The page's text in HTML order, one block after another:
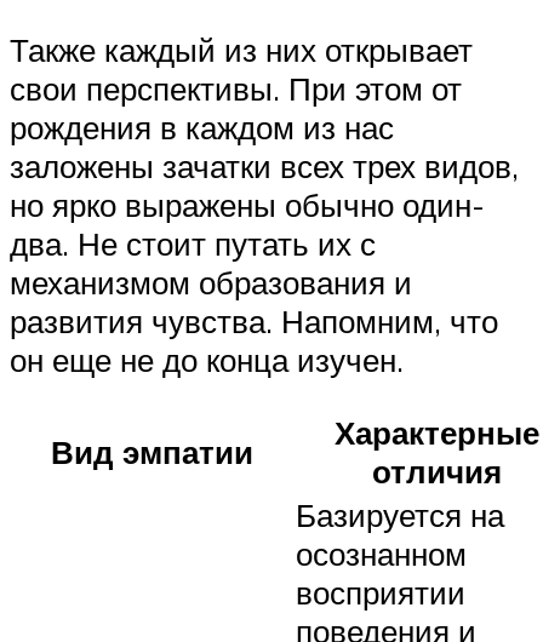
Также каждый из них открывает
свои перспективы. При этом от
рождения в каждом из нас
заложены зачатки всех трех видов,
но ярко выражены обычно один-
два. Не стоит путать их с
механизмом образования и
развития чувства. Напомним, что
он еще не до конца изучен.
Вид эмпатии
Характерные
отличия
Базируется на
осознанном
восприятии
поведения и